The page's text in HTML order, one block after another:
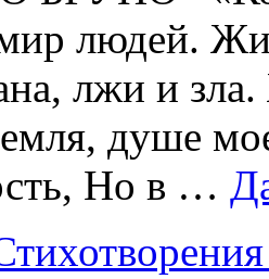
людей.
лжи и
душе
Но в …